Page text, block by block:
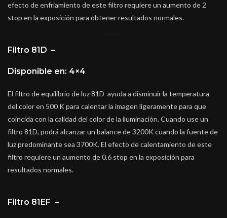
efecto de enfriamiento de este filtro requiere un aumento de 2
stop en la exposición para obtener resultados normales.
Filtro 81D –
Disponible en: 4×4
El filtro de equilibrio de luz 81D ayuda a disminuir la temperatura
del color en 500 K para calentar la imagen ligeramente para que
coincida con la calidad del color de la iluminación. Cuando use un
filtro 81D, podrá alcanzar un balance de 3200K cuando la fuente de
luz predominante sea 3700K. El efecto de calentamiento de este
filtro requiere un aumento de 0.6 stop en la exposición para
resultados normales.
Filtro 81EF –